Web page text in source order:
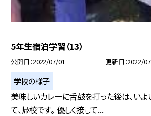
5年生宿泊学習（13）
公開日 2022/07/01 更新日 2022/
学校の様子
美味しいカレーに舌鼓を打った後は、い
て、帰校です。 優しく接して...